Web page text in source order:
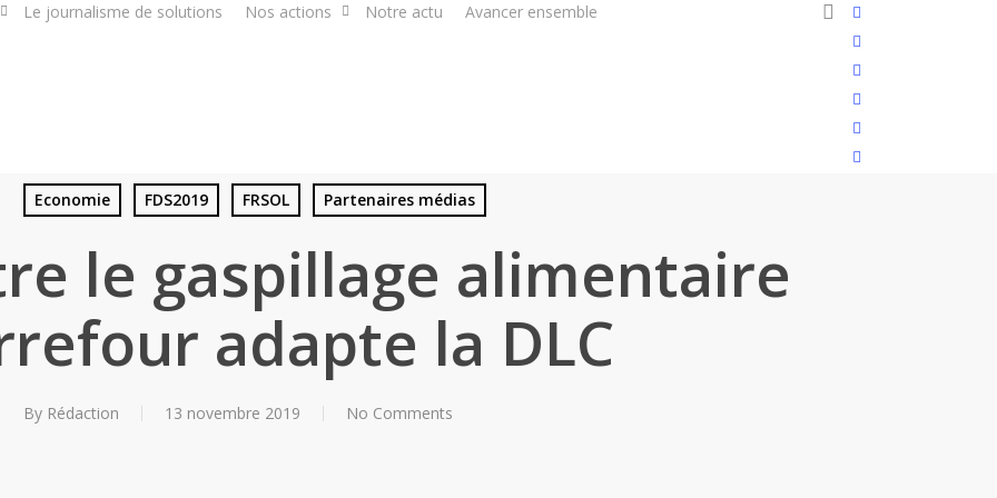
twitter
facebook
linkedin
youtube
instagram
flickr
Le journalisme de solutions Nos actions Notre actu Avancer ensemble search
Economie FDS2019 FRSOL Partenaires médias
le gaspillage alimentaire
adapte la DLC
By Rédaction 13 novembre 2019 No Comments